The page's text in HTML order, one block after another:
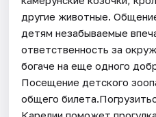
другие животные.
детям незабываемые
ответственность за
богаче на еще одного
Посещение детского
общего